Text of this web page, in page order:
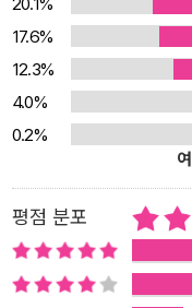
살」, 「거울나라의 살인」
력조직 사무실, 미술관 전
과 격리된 평범치 않은 공
한 밀실트릭과 에노모토
승리할까? 가장 먼저 등장하는 「완만한 자살」은 방범 컨설턴트인 에
노모토 케이가 안쪽에서
빠지기 쉽다. 대개 사건을
하는 방식으로 진행되곤
장에서 단조로움을 느낄
17.6%
12.3%
4.0%
0.2%
평점 분포